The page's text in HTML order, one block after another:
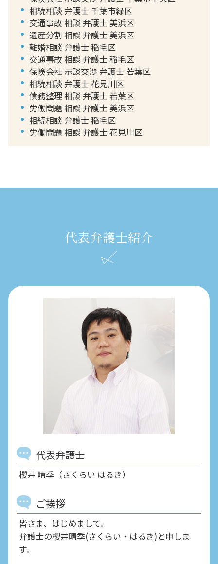
相続相談 弁護士 千葉市緑区
交通事故 相談 弁護士 美浜区
遺産分割 相談 弁護士 美浜区
離婚相談 弁護士 稲毛区
交通事故 相談 弁護士 稲毛区
保険会社 示談交渉 弁護士 若葉区
相続相談 弁護士 花見川区
債務整理 相談 弁護士 若葉区
労働問題 相談 弁護士 美浜区
相続相談 弁護士 稲毛区
労働問題 相談 弁護士 花見川区
代表弁護士紹介
代表弁護士
櫻井 晴季（さくらい はるき）
ご挨拶
皆さま、はじめまして。
弁護士の櫻井晴季(さくらい・はるき)と申しま
す。